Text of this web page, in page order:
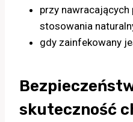
przy
stosowania
gdy zainfekowany
skuteczność